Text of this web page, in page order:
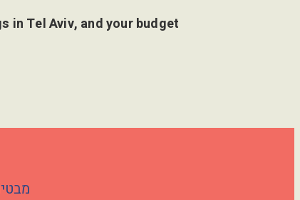
in Tel Aviv, and your budget